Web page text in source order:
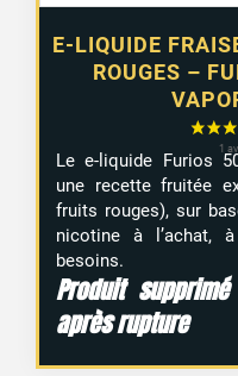
E-LIQUIDE
ROUGES –
Le e-liquide Furios
une recette fruitée
fruits rouges), sur
nicotine à l’achat,
besoins.
Produit
après rupture